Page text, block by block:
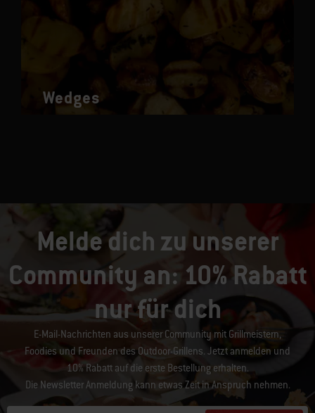
Wedges
Melde dich zu unserer
Community an: 10% Rabatt
nur für dich
E-Mail-Nachrichten aus unserer Community mit Grillmeistern,
Foodies und Freunden des Outdoor-Grillens. Jetzt anmelden und
10% Rabatt auf die erste Bestellung erhalten.
Die Newsletter Anmeldung kann etwas Zeit in Anspruch nehmen.